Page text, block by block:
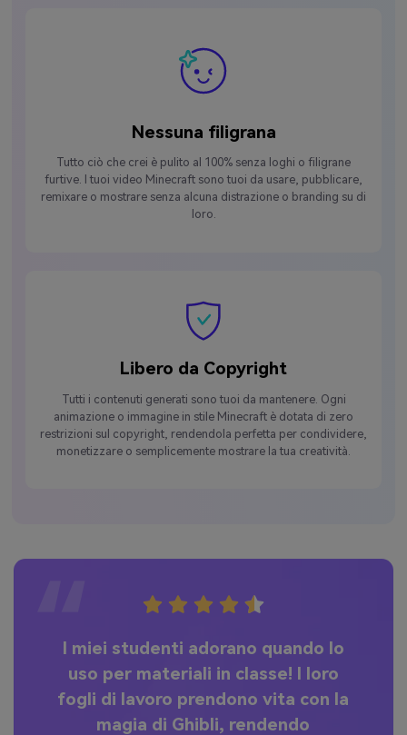
Nessuna filigrana
Tutto ciò che crei è pulito al 100% senza loghi o filigrane
furtive. I tuoi video Minecraft sono tuoi da usare, pubblicare,
remixare o mostrare senza alcuna distrazione o branding su di
loro.
Libero da Copyright
Tutti i contenuti generati sono tuoi da mantenere. Ogni
animazione o immagine in stile Minecraft è dotata di zero
restrizioni sul copyright, rendendola perfetta per condividere,
monetizzare o semplicemente mostrare la tua creatività.
I miei studenti adorano quando lo
uso per materiali in classe! I loro
fogli di lavoro prendono vita con la
magia di Ghibli, rendendo